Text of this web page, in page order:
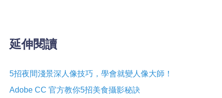
延伸閱讀
5招夜間淺景深人像技巧，學會就變人像大師！
Adobe CC 官方教你5招美食攝影秘訣